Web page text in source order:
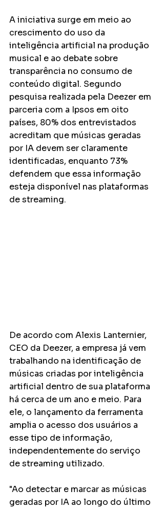
A iniciativa surge em meio ao
crescimento do uso da
inteligência artificial na produção
musical e ao debate sobre
transparência no consumo de
conteúdo digital. Segundo
pesquisa realizada pela Deezer em
parceria com a Ipsos em oito
países, 80% dos entrevistados
acreditam que músicas geradas
por IA devem ser claramente
identificadas, enquanto 73%
defendem que essa informação
esteja disponível nas plataformas
de streaming.
De acordo com Alexis Lanternier,
CEO da Deezer, a empresa já vem
trabalhando na identificação de
músicas criadas por inteligência
artificial dentro de sua plataforma
há cerca de um ano e meio. Para
ele, o lançamento da ferramenta
amplia o acesso dos usuários a
esse tipo de informação,
independentemente do serviço
de streaming utilizado.
"Ao detectar e marcar as músicas
geradas por IA ao longo do último